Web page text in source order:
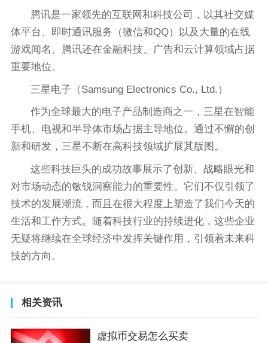
腾讯是一家领先的互联网和科技公司，以其社交媒
体平台、即时通讯服务（微信和QQ）以及大量的在线
游戏闻名。腾讯还在金融科技、广告和云计算领域占据
重要地位。
三星电子（Samsung Electronics Co., Ltd.）
作为全球最大的电子产品制造商之一，三星在智能
手机、电视和半导体市场占据主导地位。通过不懈的创
新和研发，三星不断在高科技领域扩展其版图。
这些科技巨头的成功故事展示了创新、战略眼光和
对市场动态的敏锐洞察能力的重要性。它们不仅引领了
技术的发展潮流，而且在很大程度上塑造了我们今天的
生活和工作方式。随着科技行业的持续进化，这些企业
无疑将继续在全球经济中发挥关键作用，引领着未来科
技的方向。
相关资讯
虚拟币交易怎么买卖